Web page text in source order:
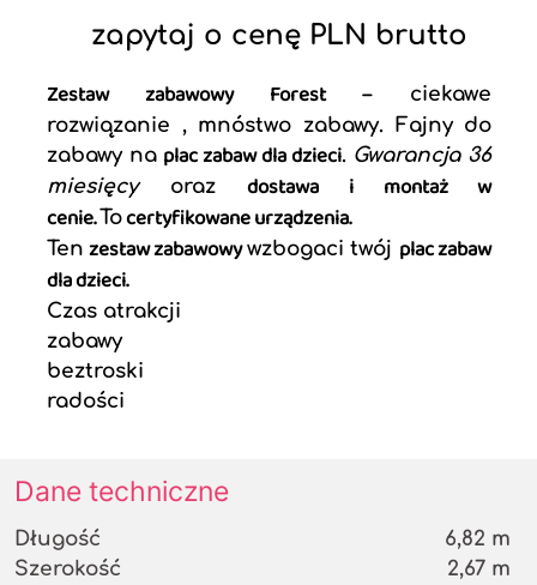
zapytaj o cenę PLN brutto
Zestaw zabawowy Forest– ciekawe
rozwiązanie , mnóstwo zabawy. Fajny do
zabawy na plac zabaw dla dzieci. Gwarancja 36
miesięcy orazdostawa i montaż w
cenie.Tocertyfikowane urządzenia.
Ten zestaw zabawowywzbogaci twój plac zabaw
dla dzieci.
Czas atrakcji
zabawy
beztroski
radości
Dane techniczne
Długość
Szerokość
6,82 m
2,67 m